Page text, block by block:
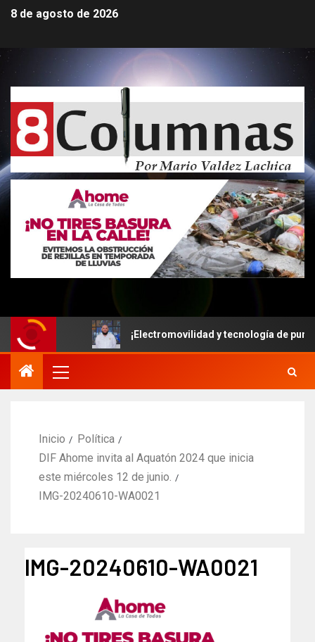
8 de agosto de 2026
¡Electromovilidad y tecnología de punta!
Inicio
Política
DIF Ahome invita al Aquatón 2024 que inicia
este miércoles 12 de junio.
IMG-20240610-WA0021
IMG-20240610-WA0021